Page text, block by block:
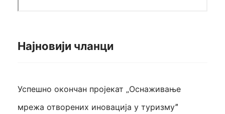
Најновији чланци
Успешно окончан пројекат „Оснаживање
мрежа отворених иновација у туризмуˮ